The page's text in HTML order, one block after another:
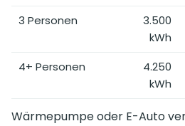
3 Personen
3.500
kWh
4+ Personen
4.250
kWh
Wärmepumpe oder E-Auto